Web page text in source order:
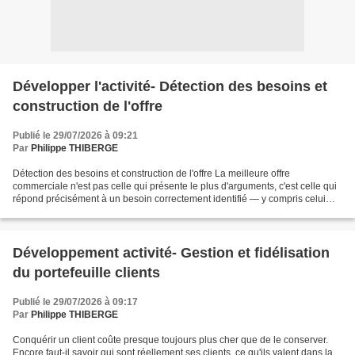
Développer l'activité- Détection des besoins et
construction de l'offre
Publié le 29/07/2026 à 09:21
Par Philippe THIBERGE
Détection des besoins et construction de l'offre La meilleure offre
commerciale n'est pas celle qui présente le plus d'arguments, c'est celle qui
répond précisément à un besoin correctement identifié — y compris celui
Développement activité- Gestion et fidélisation
du portefeuille clients
Publié le 29/07/2026 à 09:17
Par Philippe THIBERGE
Conquérir un client coûte presque toujours plus cher que de le conserver.
Encore faut-il savoir qui sont réellement ses clients, ce qu'ils valent dans la